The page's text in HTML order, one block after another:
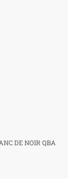
DE NOIR QBA